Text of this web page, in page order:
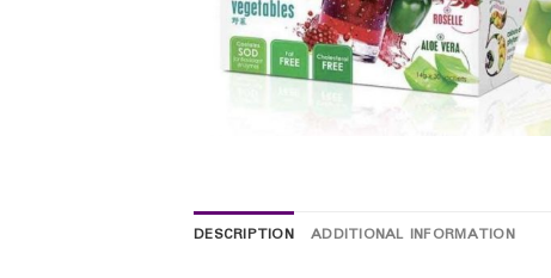
DESCRIPTION ADDITIONAL INFORMATION